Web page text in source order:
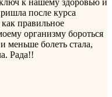
к нашему здоровью и
после курса
правильное
организму бороться
меньше болеть стала,
Рада!!